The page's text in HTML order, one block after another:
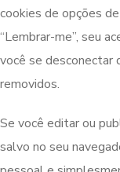
cookies de opções
“Lembrar-me”, seu
você se desconectar
removidos.
Se você editar ou
salvo no seu